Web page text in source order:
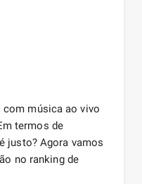
música ao vivo
termos de
justo? Agora vamos
no ranking de